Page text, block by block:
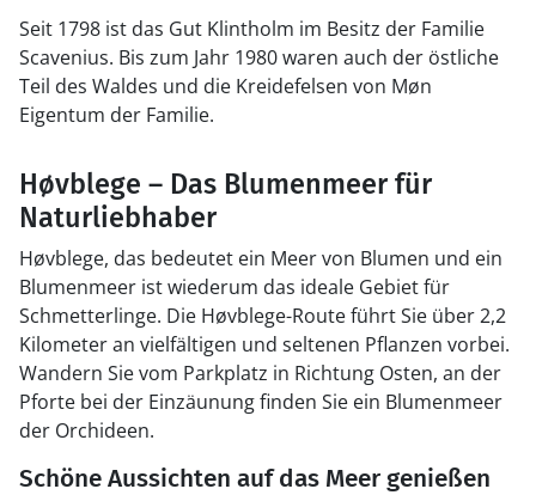
Seit 1798 ist das Gut Klintholm im Besitz der Familie
Scavenius. Bis zum Jahr 1980 waren auch der östliche
Teil des Waldes und die Kreidefelsen von Møn
Eigentum der Familie.
Høvblege – Das Blumenmeer für
Naturliebhaber
Høvblege, das bedeutet ein Meer von Blumen und ein
Blumenmeer ist wiederum das ideale Gebiet für
Schmetterlinge. Die Høvblege-Route führt Sie über 2,2
Kilometer an vielfältigen und seltenen Pflanzen vorbei.
Wandern Sie vom Parkplatz in Richtung Osten, an der
Pforte bei der Einzäunung finden Sie ein Blumenmeer
der Orchideen.
Schöne Aussichten auf das Meer genießen